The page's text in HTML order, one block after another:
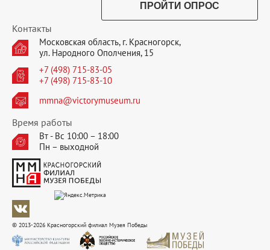
© 2013-2026 Красногорский филиал Музея Победы
ПРОЙТИ ОПРОС
Контакты
Московская область, г. Красногорск,
ул. Народного Ополчения, 15
+7 (498) 715-83-05
+7 (498) 715-83-10
mmna@victorymuseum.ru
Время работы
Вт - Вс 10:00 – 18:00
Пн – выходной